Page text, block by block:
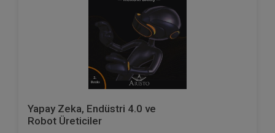
Yapay Zeka, Endüstri 4.0 ve
Robot Üreticiler